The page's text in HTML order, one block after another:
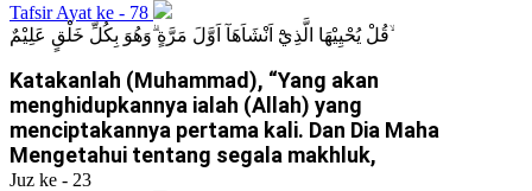
Tafsir Ayat ke - 78
قُلْ يُحْيِيْهَا الَّذِيْٓ اَنْشَاَهَآ اَوَّلَ مَرَّةٍ ۗوَهُوَ بِكُلِّ خَلْقٍ عَلِيْمٌ ۙ
Katakanlah (Muhammad), “Yang akan
menghidupkannya ialah (Allah) yang
menciptakannya pertama kali. Dan Dia Maha
Mengetahui tentang segala makhluk,
Juz ke - 23